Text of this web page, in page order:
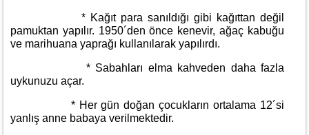
* Kağıt para sanıldığı gibi kağıttan değil
pamuktan yapılır. 1950´den önce kenevir, ağaç kabuğu
ve marihuana yaprağı kullanılarak yapılırdı.
* Sabahları elma kahveden daha fazla
uykunuzu açar.
* Her gün doğan çocukların ortalama 12´si
yanlış anne babaya verilmektedir.